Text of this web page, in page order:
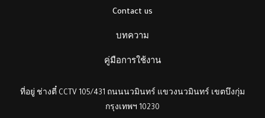
Contact us
บทความ
คู่มือการใช้งาน
ที่อยู่ ช่างตี๋ CCTV 105/431 ถนนนวมินทร์ แขวงนวมินทร์ เขตบึงกุ่ม
กรุงเทพฯ 10230